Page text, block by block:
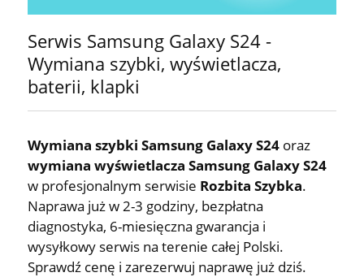
Serwis Samsung Galaxy S24 -
Wymiana szybki, wyświetlacza,
baterii, klapki
Wymiana szybki Samsung Galaxy S24 oraz
wymiana wyświetlacza Samsung Galaxy S24
w profesjonalnym serwisie Rozbita Szybka.
Naprawa już w 2-3 godziny, bezpłatna
diagnostyka, 6-miesięczna gwarancja i
wysyłkowy serwis na terenie całej Polski.
Sprawdź cenę i zarezerwuj naprawę już dziś.